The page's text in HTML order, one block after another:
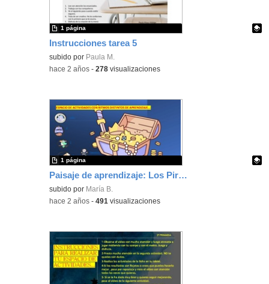
Instrucciones tarea 5
Contenido educativo.
subido por Paula M.
1 página
-hace 2 años -278 visualizaciones
Paisaje de aprendizaje: Los Piratas y el Tesoro Perdido
Contenido educativo.
subido por María B.
1 página
-hace 2 años -491 visualizaciones